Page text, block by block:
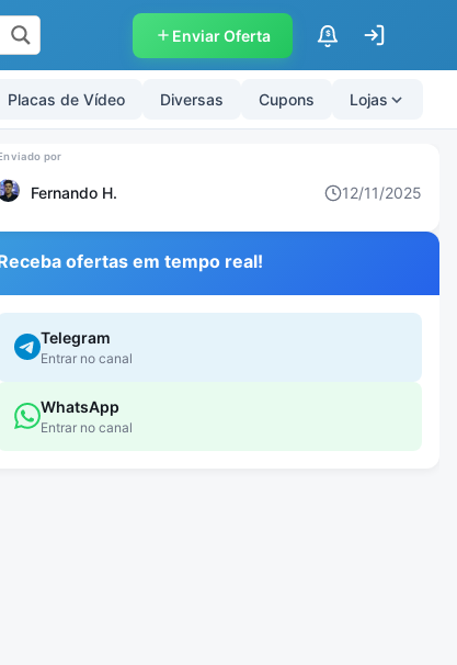
Enviar Oferta $
Placas de Vídeo Diversas Cupons Lojas
Fernando H. 12/11/2025
ofertas em tempo real!
Telegram
Entrar no canal
WhatsApp
Entrar no canal